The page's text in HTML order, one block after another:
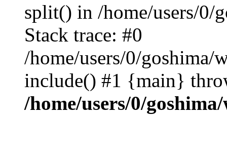
split() in /home/users/0/
Stack trace: #0
/home/users/0/goshima/
include() #1 {main}
/home/users/0/